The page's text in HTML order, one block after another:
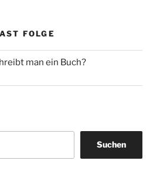
FOLGE
man ein Buch?
Suchen